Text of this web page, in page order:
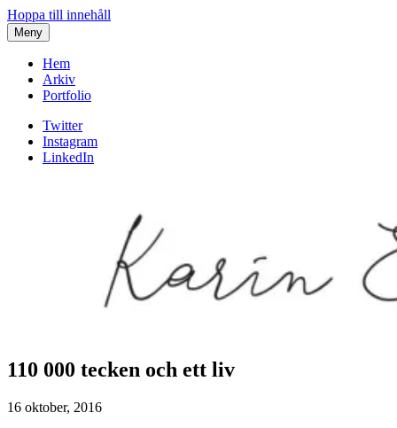
Hoppa till innehåll
Meny
Hem
Arkiv
Portfolio
Twitter
Instagram
LinkedIn
Karin af Malmoe
110 000 tecken och ett liv
16 oktober, 2016